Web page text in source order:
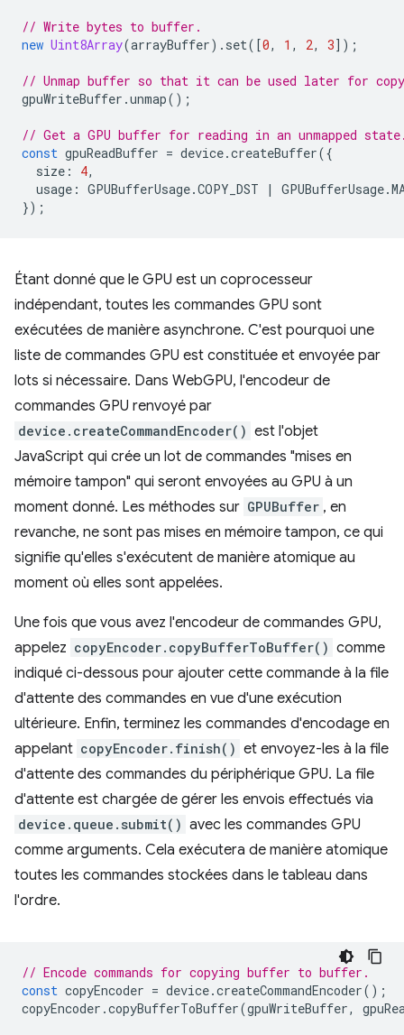
// Write bytes to buffer.
new Uint8Array(arrayBuffer). set([0, 1 , 2, 3]);
// Unmap buffer so that it can be used later for
gpuWriteBuffer .unmap();
// Get a GPU buffer for reading in an unmapped
const gpuReadBuffer = device.createBuffer({
size : 4,
usage : GPUBufferUsage.COPY_DST | GPUBufferUsage.
});
Étant donné que le GPU est un coprocesseur
indépendant, toutes les commandes GPU sont
exécutées de manière asynchrone. C'est pourquoi une
liste de commandes GPU est constituée et envoyée par
lots si nécessaire. Dans WebGPU, l'encodeur de
commandes GPU renvoyé par
device.createCommandEncoder() est l'objet
JavaScript qui crée un lot de commandes "mises en
mémoire tampon" qui seront envoyées au GPU à un
moment donné. Les méthodes sur GPUBuffer , en
revanche, ne sont pas mises en mémoire tampon, ce qui
signifie qu'elles s'exécutent de manière atomique au
moment où elles sont appelées.
Une fois que vous avez l'encodeur de commandes GPU,
appelez copyEncoder.copyBufferToBuffer() comme
indiqué ci-dessous pour ajouter cette commande à la file
d'attente des commandes en vue d'une exécution
ultérieure. Enfin, terminez les commandes d'encodage en
appelant copyEncoder.finish() et envoyez-les à la file
d'attente des commandes du périphérique GPU. La file
d'attente est chargée de gérer les envois effectués via
device.queue.submit() avec les commandes GPU
comme arguments. Cela exécutera de manière atomique
toutes les commandes stockées dans le tableau dans
l'ordre.
// Encode commands for copying buffer to buffer.
const copyEncoder = device.createCommandEncoder();
copyEncoder .copyBufferToBuffer(gpuWriteBuffer,